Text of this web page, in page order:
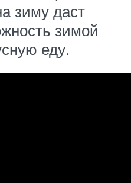
зиму даст
зимой
еду.